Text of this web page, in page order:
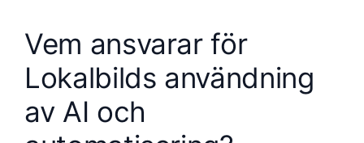
Vem ansvarar för
Lokalbilds användning
av AI och